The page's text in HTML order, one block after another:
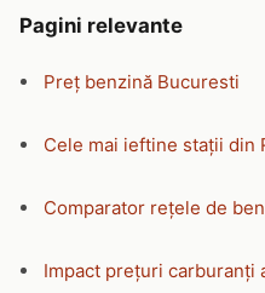
Pagini relevante
Preț benzină Bucuresti
Cele mai ieftine stații din
Comparator rețele de
Impact prețuri carburanți